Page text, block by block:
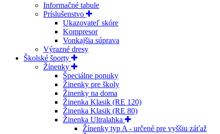
Informačné tabule
Príslušenstvo
Ukazovateľ skóre
Kompresor
Vonkajšia súprava
Výrazné dresy
Školské športy
Žínenky
Špeciálne ponuky
Žinenky pre školy
Žinenky na doma
Žinenka Klasik (RE 120)
Žinenka Klasik (RE 80)
Žinenka Ultralahka
Žínenky typ A - určené pre vyššiu záťaž